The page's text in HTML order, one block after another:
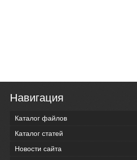
Навигация
Каталог файлов
Каталог статей
Новости сайта